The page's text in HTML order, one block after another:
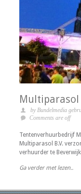
Multiparasol
by Bundelmedia
Comments are off
Tentenverhuurbedrijf
Multiparasol B.V.
verhuurder te
Ga verder met lezen..